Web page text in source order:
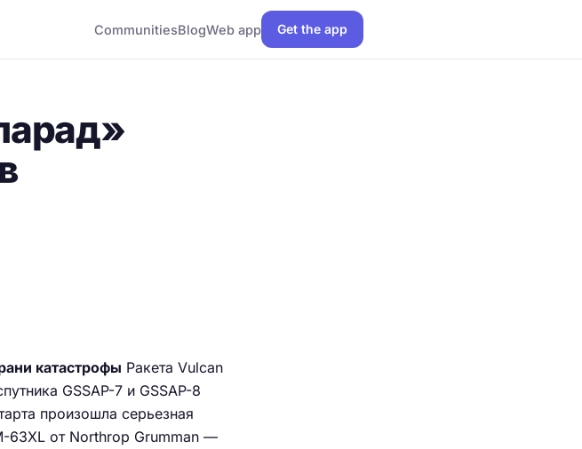
CommunitiesBlogWeb app Get the app
катастрофы Ракета Vulcan
GSSAP-7 и GSSAP-8
произошла серьезная
63XL от Northrop Grumman —